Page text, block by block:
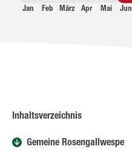
Jan Feb März Apr Mai Jun
Inhaltsverzeichnis
Gemeine Rosengallwespe